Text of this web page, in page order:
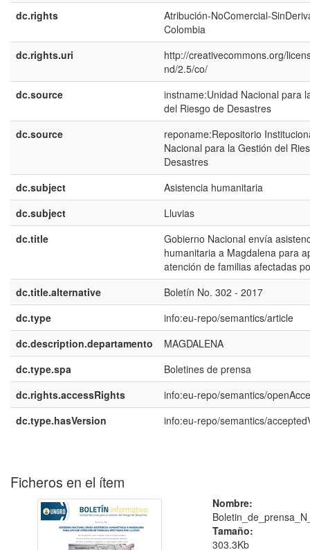
dc.rights
Atribución-NoComercial-
Colombia
dc.rights.uri
http://creativecommons.org/
nd/2.5/co/
dc.source
instname:Unidad Nacional para
del Riesgo de Desastres
dc.source
reponame:Repositorio
Nacional para la Gestión del
Desastres
dc.subject
Asistencia humanitaria
dc.subject
Lluvias
dc.title
Gobierno Nacional envía
humanitaria a Magdalena para
atención de familias afectadas
dc.title.alternative
Boletín No. 302 - 2017
dc.type
info:eu-repo/semantics/article
dc.description.departamento
MAGDALENA
dc.type.spa
Boletines de prensa
dc.rights.accessRights
info:eu-repo/semantics/
dc.type.hasVersion
info:eu-repo/semantics/
Ficheros en el ítem
Nombre:
Tamaño:
303.3Kb